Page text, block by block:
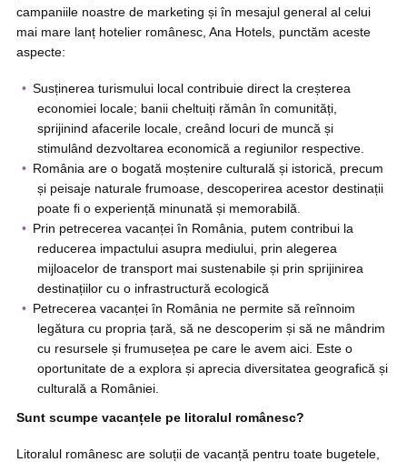
campaniile noastre de marketing și în mesajul general al celui
mai mare lanț hotelier românesc, Ana Hotels, punctăm aceste
aspecte:
Susținerea turismului local contribuie direct la creșterea
economiei locale; banii cheltuiți rămân în comunități,
sprijinind afacerile locale, creând locuri de muncă și
stimulând dezvoltarea economică a regiunilor respective.
România are o bogată moștenire culturală și istorică, precum
și peisaje naturale frumoase, descoperirea acestor destinații
poate fi o experiență minunată și memorabilă.
Prin petrecerea vacanței în România, putem contribui la
reducerea impactului asupra mediului, prin alegerea
mijloacelor de transport mai sustenabile și prin sprijinirea
destinațiilor cu o infrastructură ecologică
Petrecerea vacanței în România ne permite să reînnoim
legătura cu propria țară, să ne descoperim și să ne mândrim
cu resursele și frumusețea pe care le avem aici. Este o
oportunitate de a explora și aprecia diversitatea geografică și
culturală a României.
Sunt scumpe vacanțele pe litoralul românesc?
Litoralul românesc are soluții de vacanță pentru toate bugetele,